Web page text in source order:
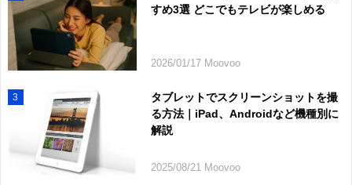
すめ3選 どこでもテレビが楽しめる
2026/01/17 Moovoo
3
タブレットでスクリーンショットを撮
る方法｜iPad、Androidなど機種別に
解説
2025/08/21 Moovoo